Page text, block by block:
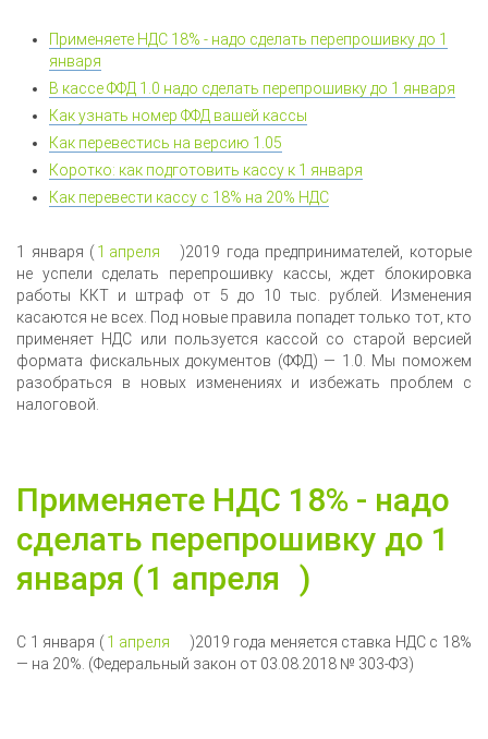
Применяете НДС 18% - надо сделать перепрошивку до 1
января
В кассе ФФД 1.0 надо сделать перепрошивку до 1 января
Как узнать номер ФФД вашей кассы
Как перевестись на версию 1.05
Коротко: как подготовить кассу к 1 января
Как перевести кассу с 18% на 20% НДС
1 января ( 1 апреля
)2019 года предпринимателей, которые
не успели сделать перепрошивку кассы, ждет блокировка
работы ККТ и штраф от 5 до 10 тыс. рублей. Изменения
касаются не всех. Под новые правила попадет только тот, кто
применяет НДС или пользуется кассой со старой версией
формата фискальных документов (ФФД) — 1.0. Мы поможем
разобраться в новых изменениях и избежать проблем с
налоговой.
Применяете НДС 18% - надо
сделать перепрошивку до 1
января (1 апреля )
С 1 января ( 1 апреля
)2019 года меняется ставка НДС с 18%
— на 20%. (Федеральный закон от 03.08.2018 № 303-ФЗ)